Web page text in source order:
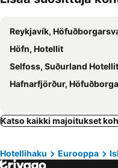
Reykjavík, Höfuðborgarsvæði
Höfn, Hotellit
Selfoss, Suðurland Hotellit
Hafnarfjörður, Höfuðborgarsvæði
Katso kaikki majoitukset
Hotellihaku Eurooppa